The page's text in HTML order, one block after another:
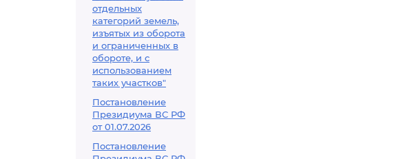
отдельных
категорий земель,
изъятых из оборота
и ограниченных в
обороте, и с
использованием
таких участков"
Постановление
Президиума ВС РФ
от 01.07.2026
Постановление